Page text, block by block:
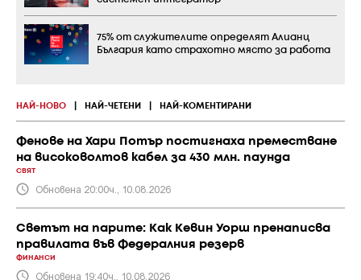
НАЙ-НОВО НАЙ-ЧЕТЕНИ НАЙ-КОМЕНТИРАНИ
Фенове на Хари Потър постигнаха преместване
на високоволтов кабел за 430 млн. паунда
СВЯТ
Обновена 20:00ч., 10.08.2026
Светът на парите: Как Кевин Уорш пренаписва
правилата във Федералния резерв
ФИНАНСИ
Обновена 19:40ч., 10.08.2026
75% от служителите определят Алианц
България като страхотно място за работа